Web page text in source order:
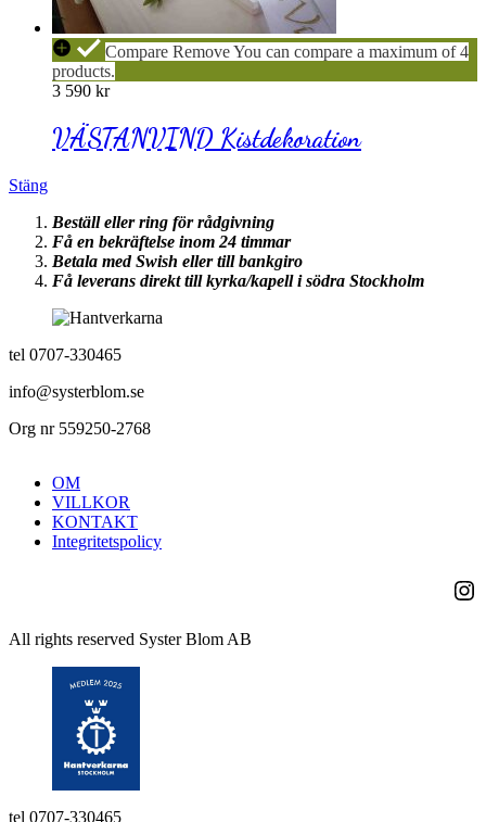
VÄSTANVIND
Kistdekoration
CompareRemoveYou can compare a maximum of 4
products.
3 590 kr
VÄSTANVIND Kistdekoration
Stäng
Beställ eller ring för rådgivning
Få en bekräftelse inom 24 timmar
Betala med Swish eller till bankgiro
Få leverans direkt till kyrka/kapell i södra Stockholm
tel 0707-330465
info@systerblom.se
Org nr 559250-2768
OM
VILLKOR
KONTAKT
Integritetspolicy
All rights reserved Syster Blom AB
tel 0707-330465